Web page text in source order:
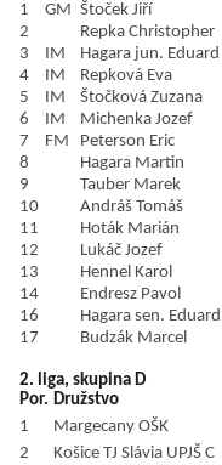
1
GM Štoček Jiří
2
Repka Christopher
3
IM Hagara jun. Eduard
4
IM Repková Eva
5
IM Štočková Zuzana
6
IM Michenka Jozef
7
FM Peterson Eric
8
Hagara Martin
9
Tauber Marek
10
Andráš Tomáš
11
Hoták Marián
12
Lukáč Jozef
13
Hennel Karol
14
Endresz Pavol
16
Hagara sen. Eduard
17
Budzák Marcel
2. liga, skupina D
Por. Družstvo
1
Margecany OŠK
2
Košice TJ Slávia UPJŠ C